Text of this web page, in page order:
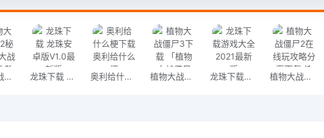
植物大战僵尸2秘籍植物大战僵尸2攻略分享下载 植物大战僵尸2秘籍植物大战僵尸2攻略分享（195MB）合击版 龙珠下载 龙珠安卓版V1.0最新版 奥利给什么梗下载 奥利给什么梗（23MB）合击版 植物大战僵尸3下载 「植物大战僵尸3v4.3.3IOS版」 龙珠下载游戏大全 2021最新版 植物大战僵尸2在线玩攻略分享下载 植物大战僵尸2在线玩攻略分享（998MB）变态版